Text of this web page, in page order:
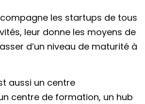
les startups de tous
leur donne les moyens de
d’un niveau de maturité à
aussi un centre
centre de formation, un hub